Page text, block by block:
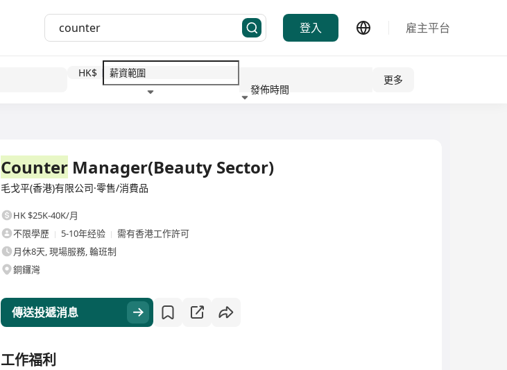
登入 雇主平台
HK$
發佈時間
更多
Counter Manager(Beauty Sector)
毛戈平(香港)有限公司·零售/消費品
HK $25K-40K/月
不限學歷
5-10年经验
需有香港工作許可
月休8天, 現場服務, 輪班制
銅鑼灣
傳送投遞消息
工作福利